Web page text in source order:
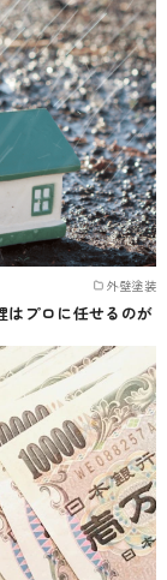
外壁塗装
はプロに任せるのが